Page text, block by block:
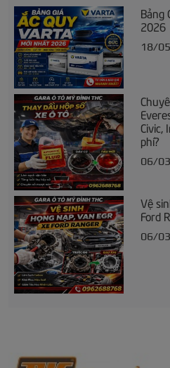
Bảng
2026
18/
Civic,
phí?
06/
Vệ
Ford
06/